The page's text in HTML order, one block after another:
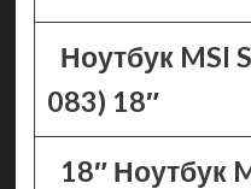
Ноутбук MSI
083) 18″
18″ Ноутбук